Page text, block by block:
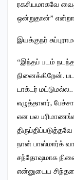
ரகசியமாகவே
ஒன்றுதான்”
இயக்குநர்
“இந்தப் படம்
நினைக்கிறேன்.
டாக்டர் மட்டுமல்ல..
எழுத்தாளர்,
என பல
நான் பாஸ்மார்க்
சந்தோஷமாக
என்னுடைய